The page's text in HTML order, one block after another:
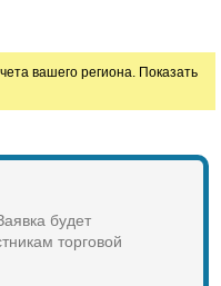
вашего региона. Показать
будет
торговой